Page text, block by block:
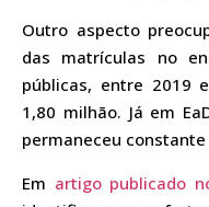
Outro aspecto
das matrículas no
públicas, entre 2019
1,80 milhão. Já em
permaneceu
Em artigo publicado